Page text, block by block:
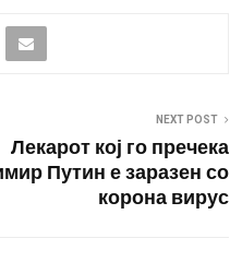
Њујорк Тајмс, Си-Ен-Ен…
NEXT POST
Лекарот кој го пречека
Путин е заразен со
корона вирус